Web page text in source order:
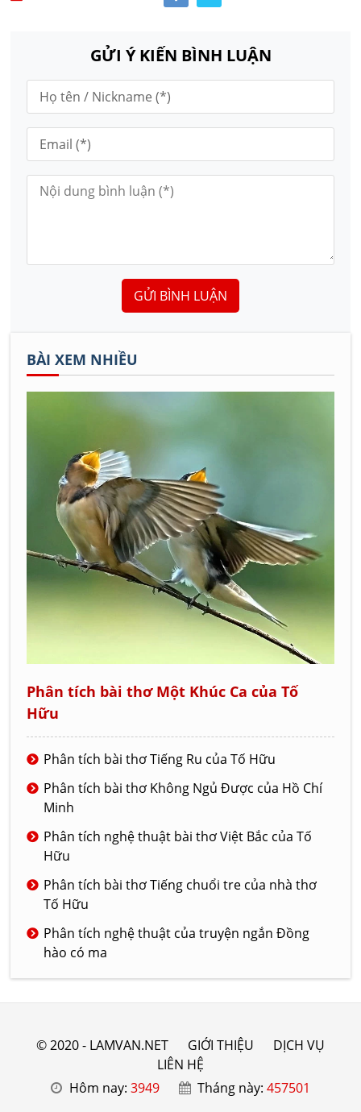
GỬI Ý KIẾN BÌNH LUẬN
GỬI BÌNH LUẬN
BÀI XEM NHIỀU
Phân tích bài thơ Một Khúc Ca của Tố
Hữu
Phân tích bài thơ Tiếng Ru của Tố Hữu
Phân tích bài thơ Không Ngủ Được của Hồ Chí
Minh
Phân tích nghệ thuật bài thơ Việt Bắc của Tố
Hữu
Phân tích bài thơ Tiếng chuổi tre của nhà thơ
Tố Hữu
Phân tích nghệ thuật của truyện ngắn Đồng
hào có ma
© 2020 - LAMVAN.NET GIỚI THIỆU
DỊCH VỤ
LIÊN HỆ
Hôm nay: 3949 Tháng này:457501